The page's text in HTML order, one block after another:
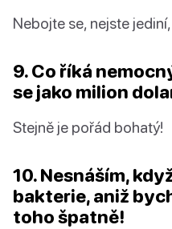
Nebojte se, nejste
9. Co říká
se jako milion
Stejně je pořád bohatý!
10. Nesnáším,
bakterie, aniž
toho špatně!